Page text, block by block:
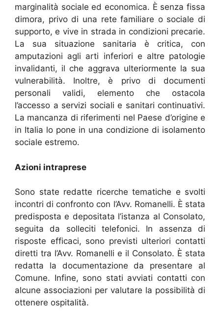
marginalità sociale ed economica. È senza fissa
dimora, privo di una rete familiare o sociale di
supporto, e vive in strada in condizioni precarie.
La sua situazione sanitaria è critica, con
amputazioni agli arti inferiori e altre patologie
invalidanti, il che aggrava ulteriormente la sua
vulnerabilità. Inoltre, è privo di documenti
personali validi, elemento che ostacola
l’accesso a servizi sociali e sanitari continuativi.
La mancanza di riferimenti nel Paese d’origine e
in Italia lo pone in una condizione di isolamento
sociale estremo.
Azioni intraprese
Sono state redatte ricerche tematiche e svolti
incontri di confronto con l’Avv. Romanelli. È stata
predisposta e depositata l’istanza al Consolato,
seguita da solleciti telefonici. In assenza di
risposte efficaci, sono previsti ulteriori contatti
diretti tra l’Avv. Romanelli e il Consolato. È stata
redatta la documentazione da presentare al
Comune. Infine, sono stati avviati contatti con
alcune associazioni per valutare la possibilità di
ottenere ospitalità.